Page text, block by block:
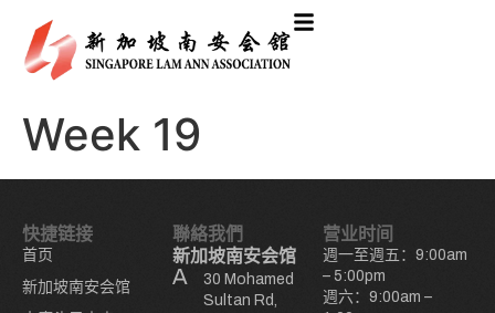
Week 19
快捷链接
首页
新加坡南安会馆
聯絡我們
新加坡南安会馆
30 Mohamed
Sultan Rd,
营业时间
週一至週五：9:00am
– 5:00pm
週六：9:00am –